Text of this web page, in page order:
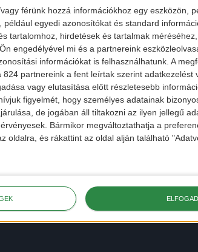
férünk hozzá információkhoz egy eszközön,
egyedi azonosítókat és standard
tartalomhoz, hirdetések és tartalmak
engedélyével mi és a partnereink
információkat is felhasználhatunk. A
partnereink a fent leírtak szerint adatkezelést
vagy elutasítása előtt részletesebb
figyelmét, hogy személyes adatainak
de jogában áll tiltakozni az ilyen jellegű
Bármikor megváltoztathatja a
oldalra, és rákattint az oldal alján található